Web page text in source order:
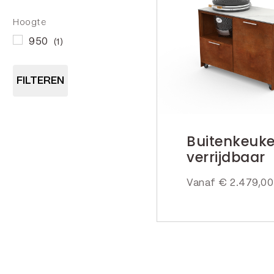
Hoogte
950 (1)
FILTEREN
verrijdbaar
Vanaf € 2.479,00